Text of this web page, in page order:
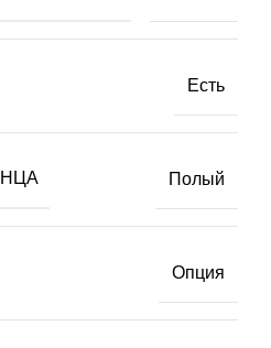
Есть
Полый
Опция